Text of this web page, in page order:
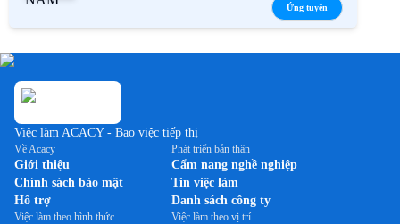
Ứng tuyển
Việc làm ACACY - Bao việc tiếp thị
Về Acacy
Giới thiệu
Chính sách bảo mật
Hỗ trợ
Phát triển bản thân
Cẩm nang nghề nghiệp
Tin việc làm
Danh sách công ty
Việc làm theo hình thức Việc làm theo vị trí